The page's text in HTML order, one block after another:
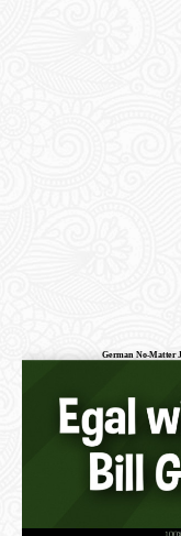
German No-Matter